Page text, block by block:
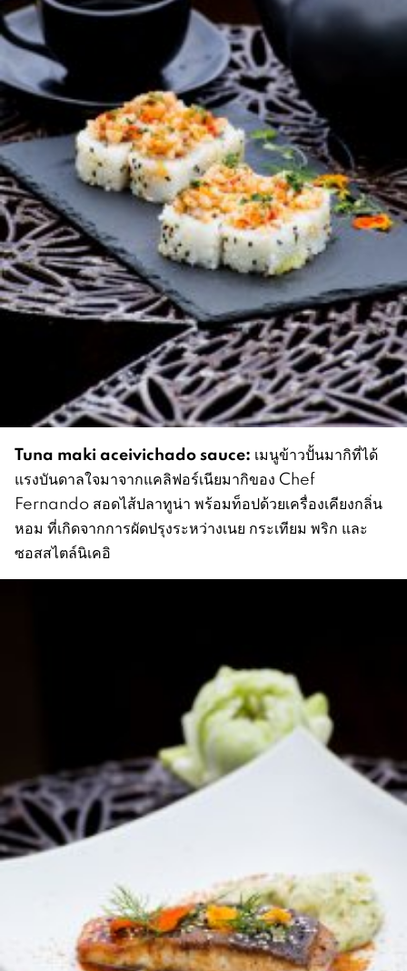
Tuna maki aceivichado sauce: เมนูข้าวปั้นมากิที่ได้
แรงบันดาลใจมาจากแคลิฟอร์เนียมากิของ Chef
Fernando สอดไส้ปลาทูน่า พร้อมท็อปด้วยเครื่องเคียงกลิ่น
หอม ที่เกิดจากการผัดปรุงระหว่างเนย กระเทียม พริก และ
ซอสสไตล์นิเคอิ